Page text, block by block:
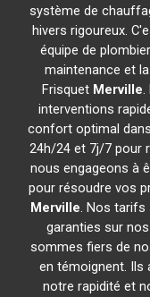
système de
hivers rigoureux.
équipe de
maintenance et
Frisquet Merville.
interventions
confort optimal
24h/24 et 7j/7 pour
nous engageons à
pour résoudre vos
Merville. Nos
garanties sur
sommes fiers de
en témoignent. Ils
notre rapidité et